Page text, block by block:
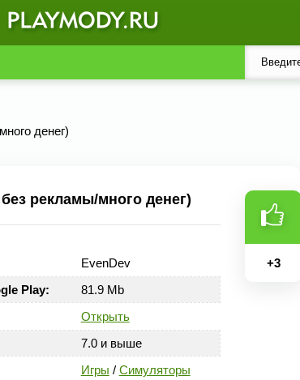
денег)
рекламы/много денег)
EvenDev
Play:
81.9 Mb
Открыть
7.0 и выше
Игры / Симуляторы
+3